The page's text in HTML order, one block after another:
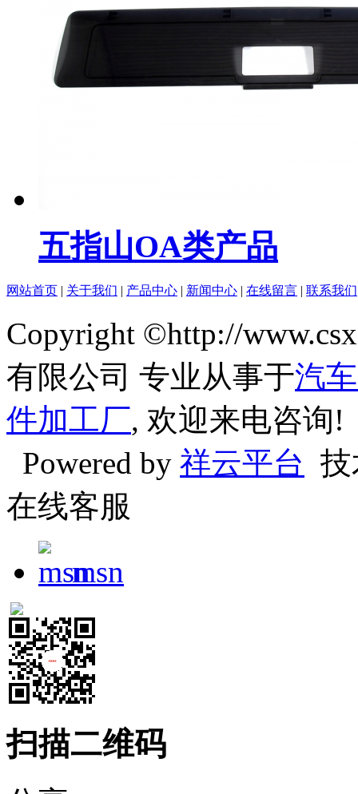
五指山OA类产品
网站首页 | 关于我们 | 产品中心 | 新闻中心 | 在线留言 | 联系我们
Copyright ©http://
有限公司 专业从事于汽
件加工厂, 欢迎来电咨询!
Powered by 祥云平台
在线客服
msn
扫描二维码